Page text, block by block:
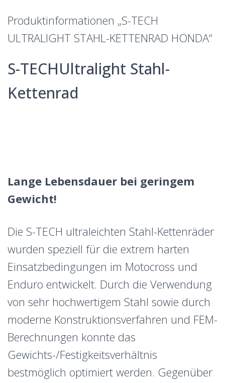
Produktinformationen „S-TECH
ULTRALIGHT STAHL-KETTENRAD HONDA“
S-TECHUltralight Stahl-
Kettenrad
Lange Lebensdauer bei geringem
Gewicht!
Die S-TECH ultraleichten Stahl-Kettenräder
wurden speziell für die extrem harten
Einsatzbedingungen im Motocross und
Enduro entwickelt. Durch die Verwendung
von sehr hochwertigem Stahl sowie durch
moderne Konstruktionsverfahren und FEM-
Berechnungen konnte das
Gewichts-/Festigkeitsverhältnis
bestmöglich optimiert werden. Gegenüber